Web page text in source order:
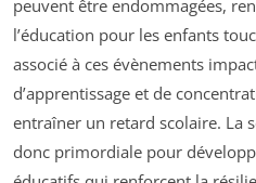
peuvent être endommagées,
l’éducation pour les enfants
associé à ces évènements
d’apprentissage et de
entraîner un retard scolaire. La
donc primordiale pour